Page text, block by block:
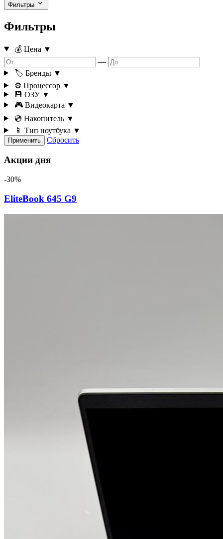
Фильтры
Фильтры
💰 Цена ▼
—
🏷️ Бренды ▼
⚙️ Процессор ▼
💾 ОЗУ ▼
🎮 Видеокарта ▼
💿 Накопитель ▼
📱 Тип ноутбука ▼
Применить Сбросить
Акции дня
-30%
EliteBook 645 G9